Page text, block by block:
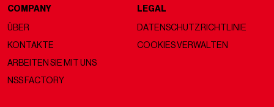
COMPANY
ÜBER
KONTAKTE
ARBEITEN SIE MIT UNS
NSS FACTORY
LEGAL
DATENSCHUTZRICHTLINIE
COOKIES VERWALTEN